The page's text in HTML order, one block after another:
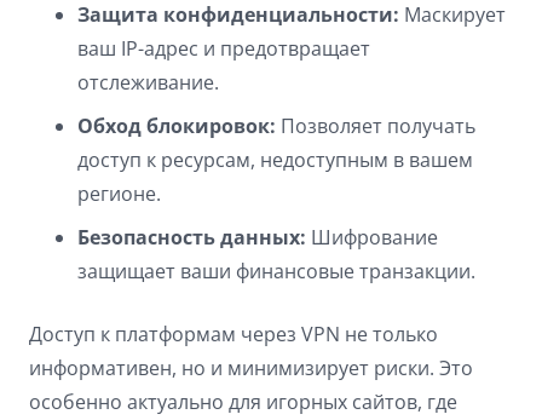
Защита конфиденциальности: Маскирует
ваш IP-адрес и предотвращает
отслеживание.
Обход блокировок: Позволяет получать
доступ к ресурсам, недоступным в вашем
регионе.
Безопасность данных: Шифрование
защищает ваши финансовые транзакции.
Доступ к платформам через VPN не только
информативен, но и минимизирует риски. Это
особенно актуально для игорных сайтов, где